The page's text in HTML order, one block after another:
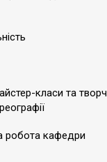
класи та
робота кафедри